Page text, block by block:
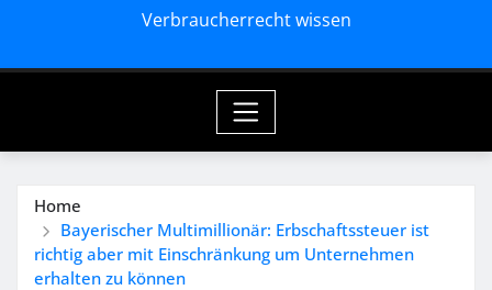
Verbraucherrecht wissen
Home
Bayerischer Multimillionär: Erbschaftssteuer ist
richtig aber mit Einschränkung um Unternehmen
erhalten zu können